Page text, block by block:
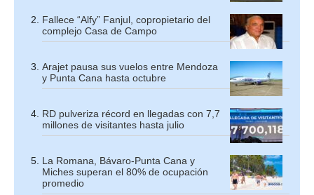
Fallece “Alfy” Fanjul, copropietario del
complejo Casa de Campo
Arajet pausa sus vuelos entre Mendoza
y Punta Cana hasta octubre
RD pulveriza récord en llegadas con 7,7
millones de visitantes hasta julio
La Romana, Bávaro-Punta Cana y
Miches superan el 80% de ocupación
promedio